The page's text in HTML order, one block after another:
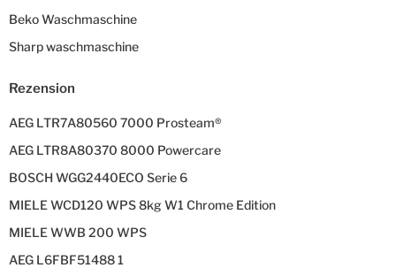
Beko Waschmaschine
Sharp waschmaschine
Rezension
AEG LTR7A80560 7000 Prosteam®
AEG LTR8A80370 8000 Powercare
BOSCH WGG2440ECO Serie 6
MIELE WCD120 WPS 8kg W1 Chrome Edition
MIELE WWB 200 WPS
AEG L6FBF51488 1